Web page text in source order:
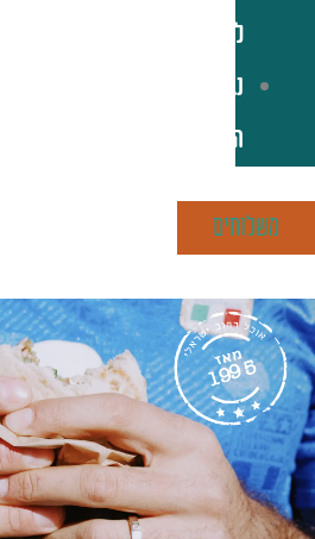
לקוחות
נגישות
הסניפים
משלוחים